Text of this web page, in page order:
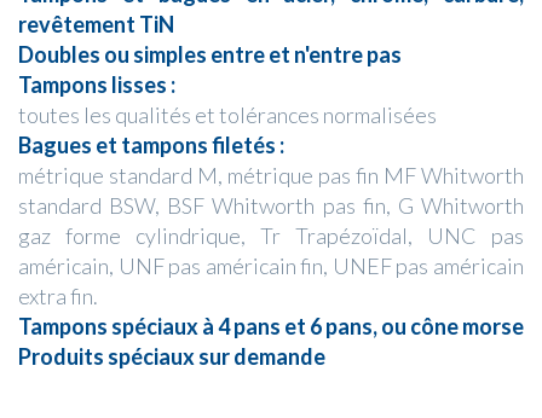
revêtement TiN
Doubles ou simples entre et n'entre pas
Tampons lisses :
toutes les qualités et tolérances normalisées
Bagues et tampons filetés :
métrique standard M, métrique pas fin MF Whitworth
standard BSW, BSF Whitworth pas fin, G Whitworth
gaz forme cylindrique, Tr Trapézoïdal, UNC pas
américain, UNF pas américain fin, UNEF pas américain
extra fin.
Tampons spéciaux à 4 pans et 6 pans, ou cône morse
Produits spéciaux sur demande